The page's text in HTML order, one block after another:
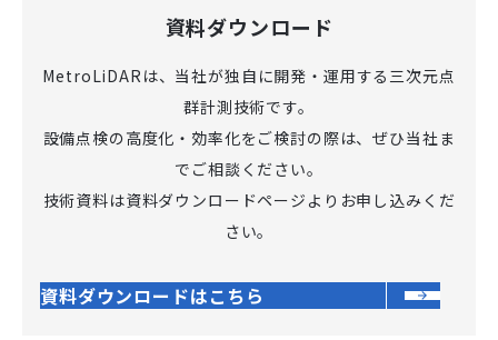
資料ダウンロード
MetroLiDARは、当社が独自に開発・運用する三次元点
群計測技術です。
設備点検の高度化・効率化をご検討の際は、ぜひ当社ま
でご相談ください。
技術資料は資料ダウンロードページよりお申し込みくだ
さい。
資料ダウンロードはこちら